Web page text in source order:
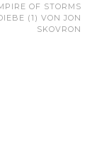
OF STORMS
(1) VON JON
SKOVRON